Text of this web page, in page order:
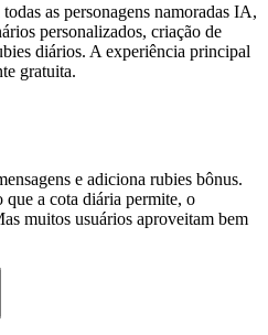
as personagens namoradas IA,
personalizados, criação de
diários. A experiência principal
gratuita.
e adiciona rubies bônus.
que a cota diária permite, o
muitos usuários aproveitam bem